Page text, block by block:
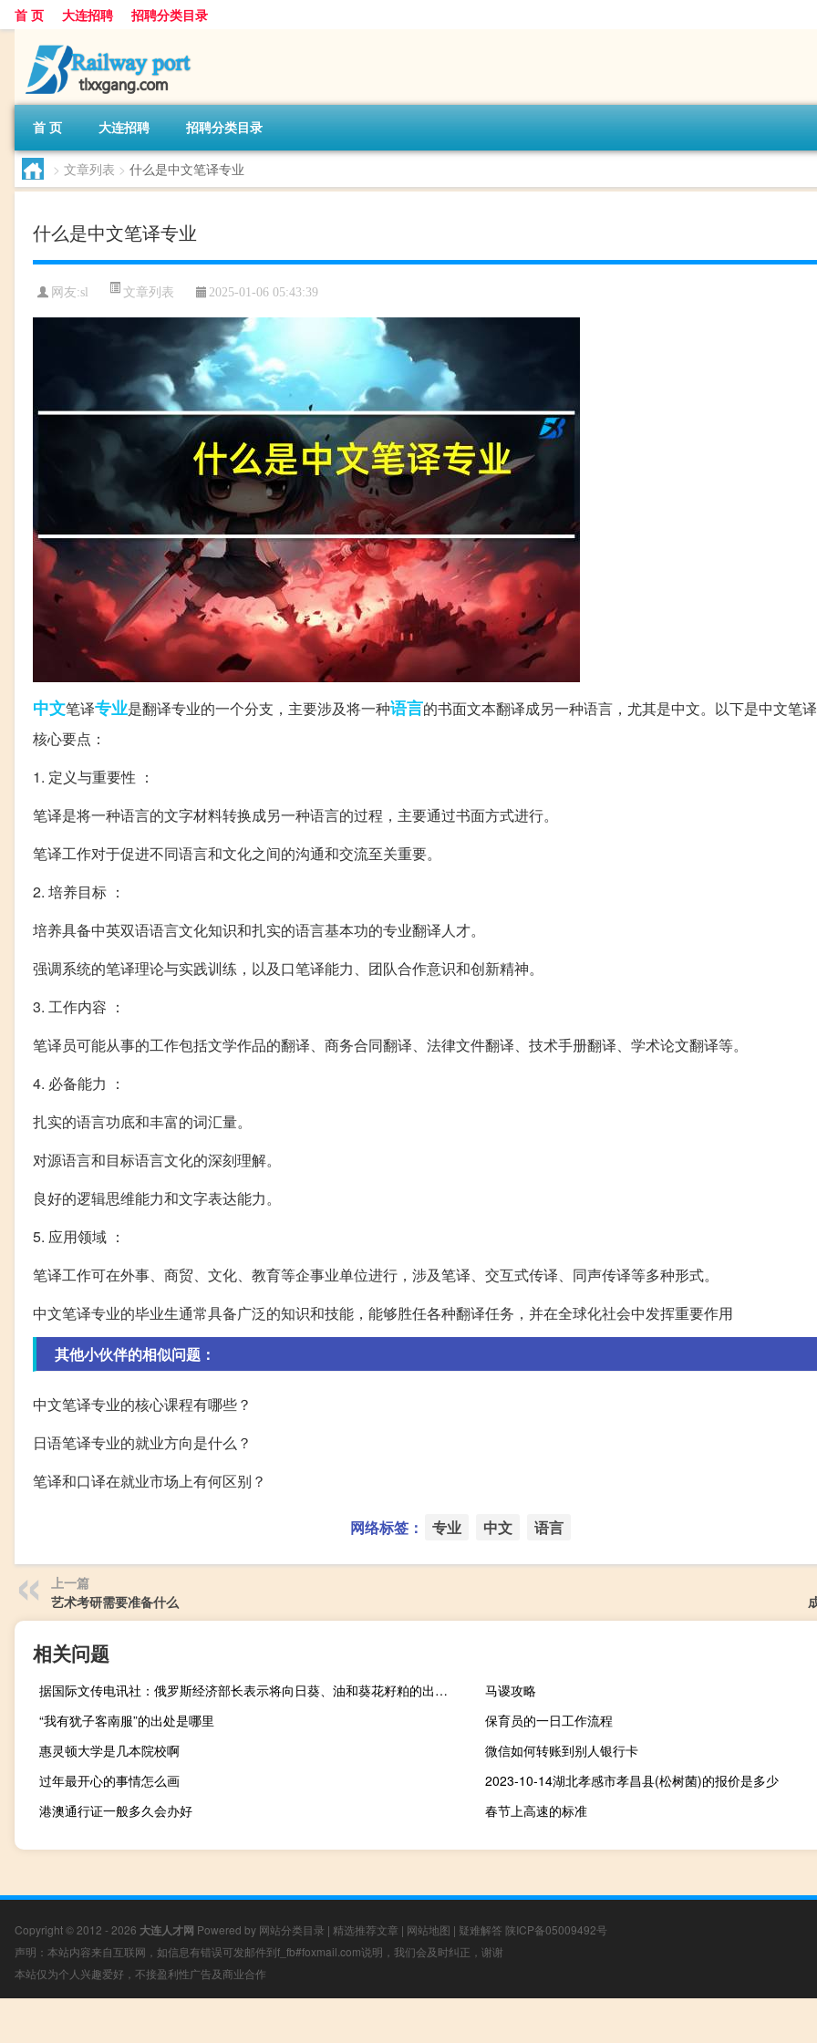
首 页 大连招聘 招聘分类目录
首 页 大连招聘 招聘分类目录
> 文章列表 > 什么是中文笔译专业
什么是中文笔译专业
网友:sl 文章列表 2025-01-06 05:43:39
中文笔译专业是翻译专业的一个分支，主要涉及将一种语言的书面文本翻译成另一种语言，尤其是中文。以下是中文笔
核心要点：
1. 定义与重要性 ：
笔译是将一种语言的文字材料转换成另一种语言的过程，主要通过书面方式进行。
笔译工作对于促进不同语言和文化之间的沟通和交流至关重要。
2. 培养目标 ：
培养具备中英双语语言文化知识和扎实的语言基本功的专业翻译人才。
强调系统的笔译理论与实践训练，以及口笔译能力、团队合作意识和创新精神。
3. 工作内容 ：
笔译员可能从事的工作包括文学作品的翻译、商务合同翻译、法律文件翻译、技术手册翻译、学术论文翻译等。
4. 必备能力 ：
扎实的语言功底和丰富的词汇量。
对源语言和目标语言文化的深刻理解。
良好的逻辑思维能力和文字表达能力。
5. 应用领域 ：
笔译工作可在外事、商贸、文化、教育等企事业单位进行，涉及笔译、交互式传译、同声传译等多种形式。
中文笔译专业的毕业生通常具备广泛的知识和技能，能够胜任各种翻译任务，并在全球化社会中发挥重要作用
其他小伙伴的相似问题：
中文笔译专业的核心课程有哪些？
日语笔译专业的就业方向是什么？
笔译和口译在就业市场上有何区别？
网络标签： 专业 中文 语言
上一篇
艺术考研需要准备什么
相关问题
据国际文传电讯社：俄罗斯经济部长表示将向日葵、油和葵花籽粕的出口关税延长至2024年8月31日的提案草案已达成一致并已提交给俄罗斯政府
马谡攻略
“我有犹子客南服”的出处是哪里
保育员的一日工作流程
惠灵顿大学是几本院校啊
微信如何转账到别人银行卡
过年最开心的事情怎么画
2023-10-14湖北孝感市孝昌县(松树菌)的报价是多少
港澳通行证一般多久会办好
春节上高速的标准
Copyright © 2012 - 2026 大连人才网 Powered by 网站分类目录 | 精选推荐文章 | 网站地图 | 疑难解答 陕ICP备05009492号
声明：本站内容来自互联网，如信息有错误可发邮件到f_fb#foxmail.com说明，我们会及时纠正，谢谢
本站仅为个人兴趣爱好，不接盈利性广告及商业合作